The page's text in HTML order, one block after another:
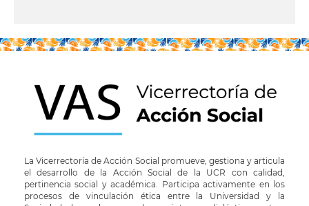
La Vicerrectoría de Acción Social promueve, gestiona y articula
el desarrollo de la Acción Social de la UCR con calidad,
pertinencia social y académica. Participa activamente en los
procesos de vinculación ética entre la Universidad y la